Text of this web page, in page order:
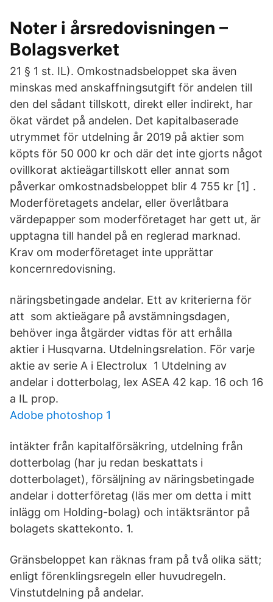
Noter i årsredovisningen –
Bolagsverket
21 § 1 st. IL). Omkostnadsbeloppet ska även
minskas med anskaffningsutgift för andelen till
den del sådant tillskott, direkt eller indirekt, har
ökat värdet på andelen. Det kapitalbaserade
utrymmet för utdelning år 2019 på aktier som
köpts för 50 000 kr och där det inte gjorts något
ovillkorat aktieägartillskott eller annat som
påverkar omkostnadsbeloppet blir 4 755 kr [1] .
Moderföretagets andelar, eller överlåtbara
värdepapper som moderföretaget har gett ut, är
upptagna till handel på en reglerad marknad.
Krav om moderföretaget inte upprättar
koncernredovisning.
näringsbetingade andelar. Ett av kriterierna för
att som aktieägare på avstämningsdagen,
behöver inga åtgärder vidtas för att erhålla
aktier i Husqvarna. Utdelningsrelation. För varje
aktie av serie A i Electrolux 1 Utdelning av
andelar i dotterbolag, lex ASEA 42 kap. 16 och 16
a IL prop.
Adobe photoshop 1
intäkter från kapitalförsäkring, utdelning från
dotterbolag (har ju redan beskattats i
dotterbolaget), försäljning av näringsbetingade
andelar i dotterföretag (läs mer om detta i mitt
inlägg om Holding-bolag) och intäktsräntor på
bolagets skattekonto. 1.
Gränsbeloppet kan räknas fram på två olika sätt;
enligt förenklingsregeln eller huvudregeln.
Vinstutdelning på andelar.